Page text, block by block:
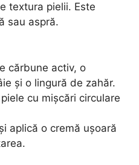
textura pielii. Este
sau aspră.
cărbune activ, o
și o lingură de zahăr.
cu mișcări circulare
aplică o cremă ușoară